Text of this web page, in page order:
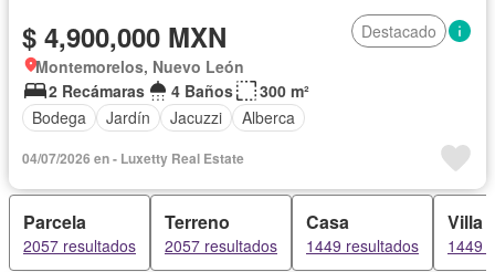
$ 4,900,000 MXN
Destacado
Montemorelos, Nuevo León
2 Recámaras
4 Baños
300 m²
Bodega
Jardín Jacuzzi Alberca
04/07/2026 en - Luxetty Real Estate
Parcela
2057 resultados
Terreno
2057 resultados
Casa
1449 resultados
Villa
1449